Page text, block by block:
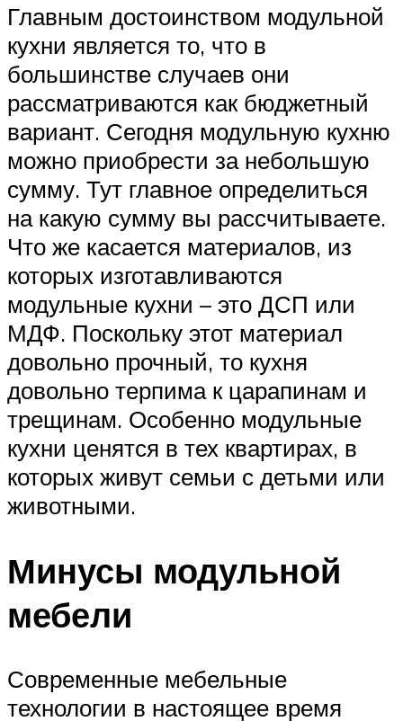
Главным достоинством модульной
кухни является то, что в
большинстве случаев они
рассматриваются как бюджетный
вариант. Сегодня модульную кухню
можно приобрести за небольшую
сумму. Тут главное определиться
на какую сумму вы рассчитываете.
Что же касается материалов, из
которых изготавливаются
модульные кухни – это ДСП или
МДФ. Поскольку этот материал
довольно прочный, то кухня
довольно терпима к царапинам и
трещинам. Особенно модульные
кухни ценятся в тех квартирах, в
которых живут семьи с детьми или
животными.
Минусы модульной
мебели
Современные мебельные
технологии в настоящее время